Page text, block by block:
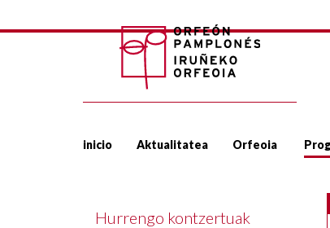
inicio Aktualitatea Orfeoia
Hurrengo kontzertuak